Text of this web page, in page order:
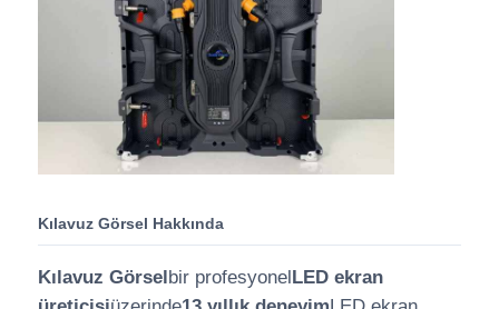
Kılavuz Görsel Hakkında
Kılavuz Görselbir profesyonelLED ekran